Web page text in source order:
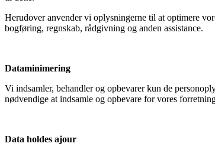
Herudover anvender vi oplysningerne til at optimere
bogføring, regnskab, rådgivning og anden assistance.
Dataminimering
Vi indsamler, behandler og opbevarer kun de
nødvendige at indsamle og opbevare for vores
Data holdes ajour